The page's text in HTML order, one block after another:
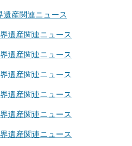
遺産関連ニュース
遺産関連ニュース
遺産関連ニュース
遺産関連ニュース
遺産関連ニュース
遺産関連ニュース
遺産関連ニュース